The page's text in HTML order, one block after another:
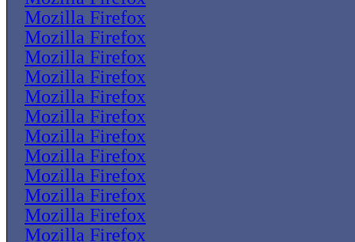
Mozilla Firefox
Mozilla Firefox
Mozilla Firefox
Mozilla Firefox
Mozilla Firefox
Mozilla Firefox
Mozilla Firefox
Mozilla Firefox
Mozilla Firefox
Mozilla Firefox
Mozilla Firefox
Mozilla Firefox